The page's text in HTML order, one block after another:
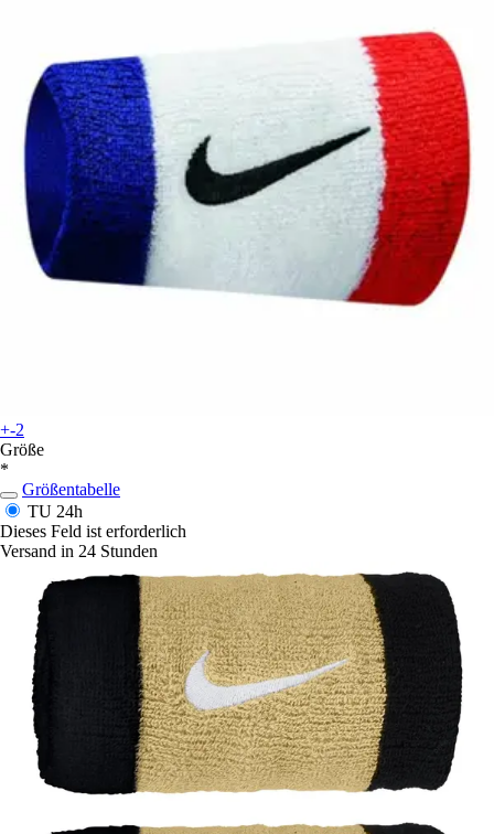
+-2
Größe
*
Größentabelle
TU 24h
Dieses Feld ist erforderlich
Versand in 24 Stunden